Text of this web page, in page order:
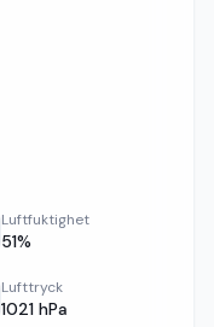
Luftfuktighet
51%
Lufttryck
1021 hPa